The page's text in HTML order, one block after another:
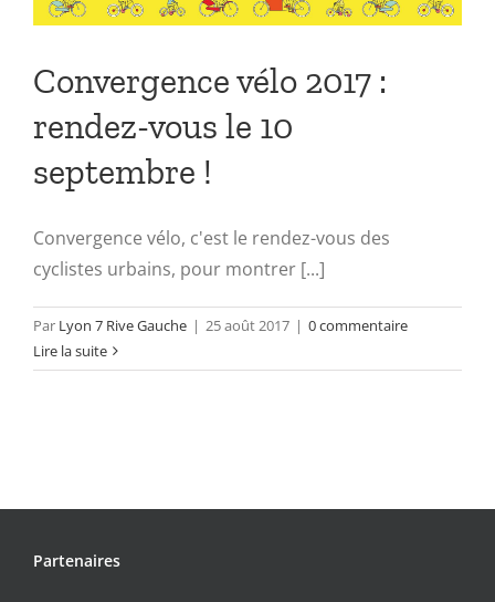
Convergence vélo 2017 :
rendez-vous le 10
septembre !
Convergence vélo, c'est le rendez-vous des
cyclistes urbains, pour montrer [...]
Par Lyon 7 Rive Gauche | 25 août 2017 | 0 commentaire
Lire la suite
Partenaires